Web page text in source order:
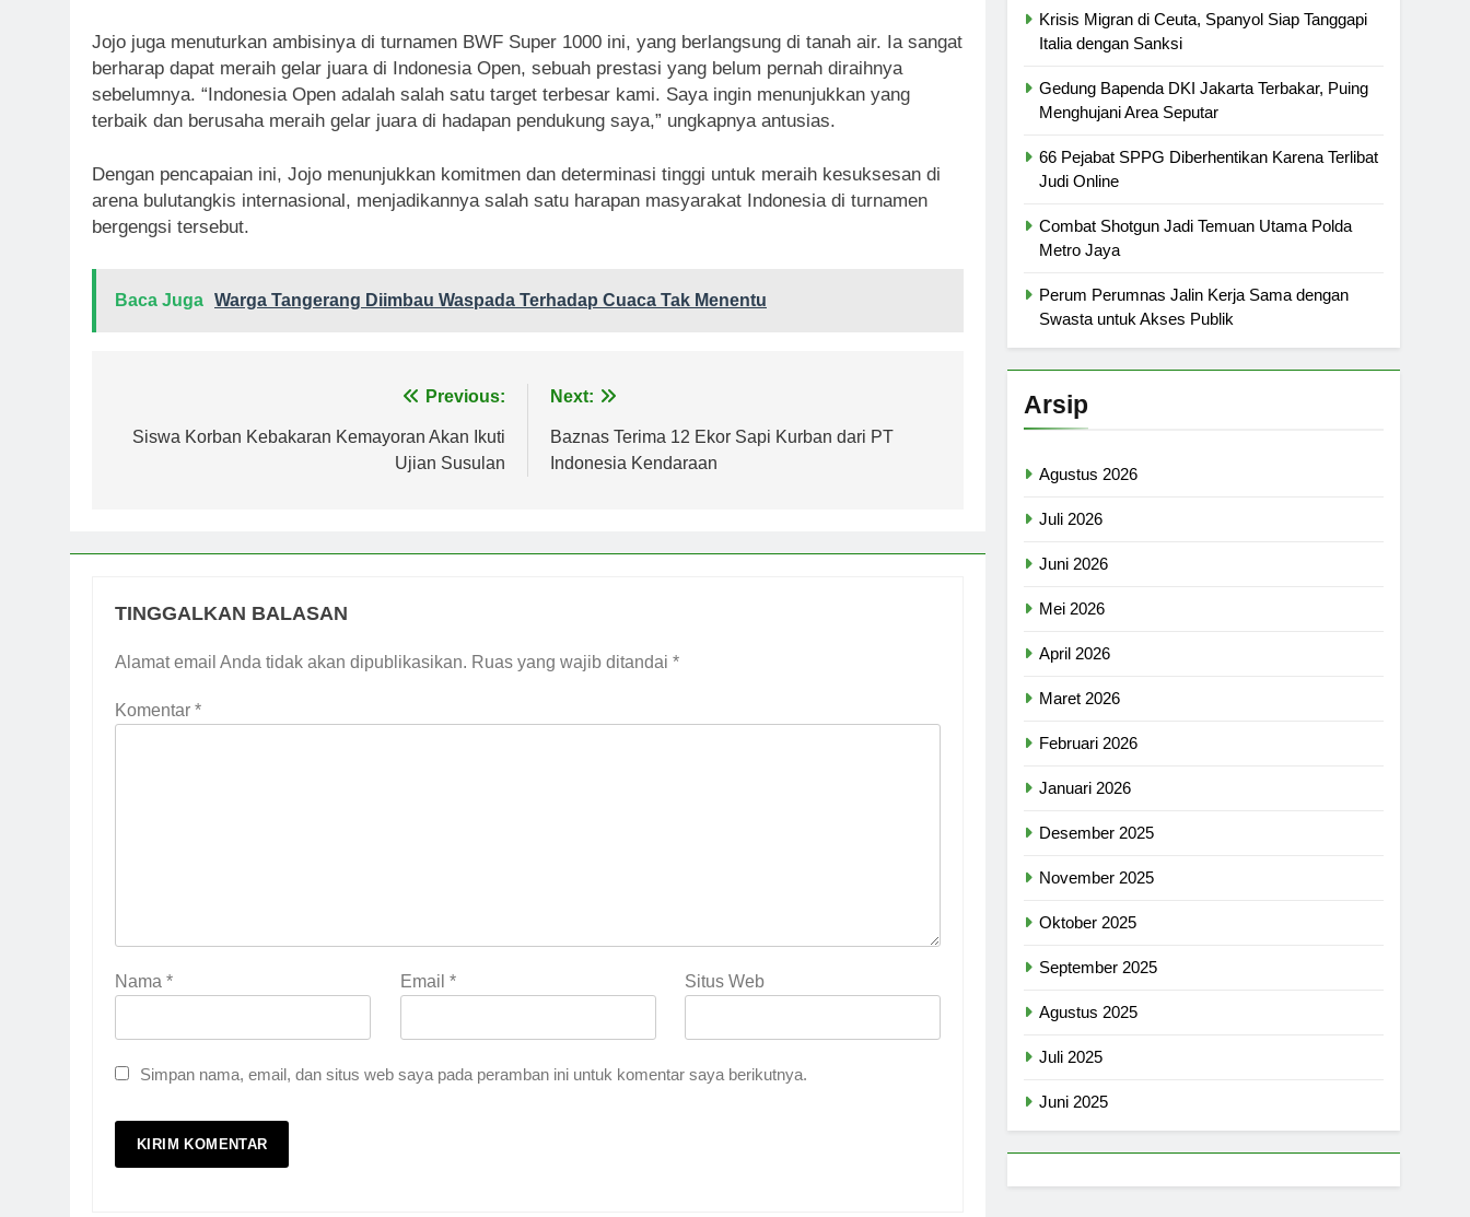
Jojo juga menuturkan ambisinya di turnamen BWF Super 1000 ini, yang berlangsung di tanah air. Ia sangat
berharap dapat meraih gelar juara di Indonesia Open, sebuah prestasi yang belum pernah diraihnya
sebelumnya. “Indonesia Open adalah salah satu target terbesar kami. Saya ingin menunjukkan yang
terbaik dan berusaha meraih gelar juara di hadapan pendukung saya,” ungkapnya antusias.
Dengan pencapaian ini, Jojo menunjukkan komitmen dan determinasi tinggi untuk meraih kesuksesan di
arena bulutangkis internasional, menjadikannya salah satu harapan masyarakat Indonesia di turnamen
bergengsi tersebut.
Baca Juga Warga Tangerang Diimbau Waspada Terhadap Cuaca Tak Menentu
pos
Previous:
Siswa Korban Kebakaran Kemayoran Akan Ikuti
Ujian Susulan
Next:
Baznas Terima 12 Ekor Sapi Kurban dari PT
Indonesia Kendaraan
TINGGALKAN BALASAN
Alamat email Anda tidak akan dipublikasikan. Ruas yang wajib ditandai *
Komentar *
Nama * Email * Situs Web
Simpan nama, email, dan situs web saya pada peramban ini untuk komentar saya berikutnya.
Krisis Migran di Ceuta, Spanyol Siap Tanggapi
Italia dengan Sanksi
Gedung Bapenda DKI Jakarta Terbakar, Puing
Menghujani Area Seputar
66 Pejabat SPPG Diberhentikan Karena Terlibat
Judi Online
Combat Shotgun Jadi Temuan Utama Polda
Metro Jaya
Perum Perumnas Jalin Kerja Sama dengan
Swasta untuk Akses Publik
Arsip
Agustus 2026
Juli 2026
Juni 2026
Mei 2026
April 2026
Maret 2026
Februari 2026
Januari 2026
Desember 2025
November 2025
Oktober 2025
September 2025
Agustus 2025
Juli 2025
Juni 2025